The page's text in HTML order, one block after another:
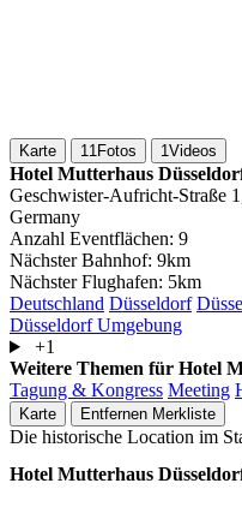
Karte 11Fotos 1Videos
Hotel Mutterhaus
Geschwister-Aufricht-Straße
Germany
Anzahl Eventflächen: 9
Nächster Bahnhof: 9km
Nächster Flughafen: 5km
Deutschland Düsseldorf
Düsseldorf Umgebung
+1
Weitere Themen für Hotel
Tagung & Kongress Meeting
Karte Entfernen Merkliste
Die historische Location im
Hotel Mutterhaus